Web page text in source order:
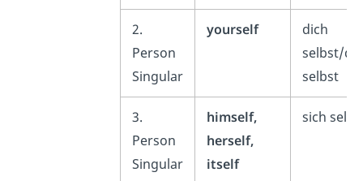
2.
Person
Singular
yourself
dich
selbst/dir
selbst
3.
Person
Singular
himself,
herself,
itself
sich